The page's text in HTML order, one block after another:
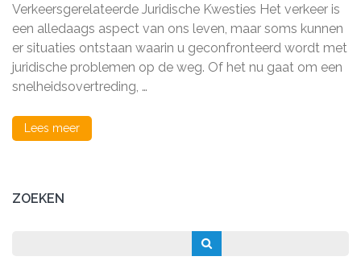
in
Juridische
Zaken
Verkeersgerelateerde Juridische Kwesties Het verkeer is
een alledaags aspect van ons leven, maar soms kunnen
er situaties ontstaan waarin u geconfronteerd wordt met
juridische problemen op de weg. Of het nu gaat om een
snelheidsovertreding, …
Lees meer
ZOEKEN